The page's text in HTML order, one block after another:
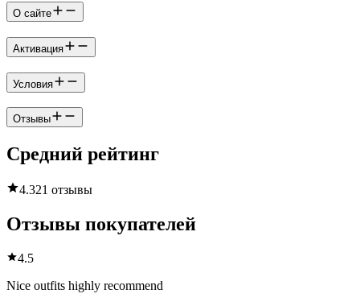
О сайте
Активация
Условия
Отзывы
Средний рейтинг
4.321 отзывы
Отзывы покупателей
4.5
Nice outfits highly recommend